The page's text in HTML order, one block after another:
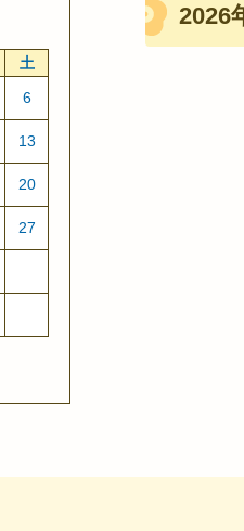
土
6
13
20
27
2026